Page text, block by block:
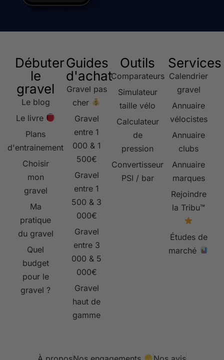
Débuter
le
gravel
Le blog
Le livre
Plans
d'entrainement
Choisir
mon
gravel
Ma
pratique
du gravel
Quel
budget
pour le
gravel ?
Guides
d'achat
Gravel pas
cher
Gravel
entre 1
000 & 1
500€
Gravel
entre 1
500 & 3
000€
Gravel
entre 3
000 & 5
000€
Gravel
haut de
gamme
Outils
Comparateurs
Simulateur
taille vélo
Calculateur
de
pression
Convertisseur
PSI / bar
Services
Calendrier
gravel
Annuaire
vélocistes
Annuaire
clubs
Annuaire
marques
Rejoindre
la Tribu™
Études de
marché